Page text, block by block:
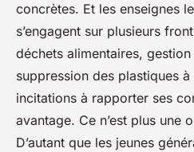
concrètes. Et les enseignes
s’engagent sur plusieurs
déchets alimentaires, gestion
suppression des plastiques
incitations à rapporter ses
avantage. Ce n’est plus une
D’autant que les jeunes